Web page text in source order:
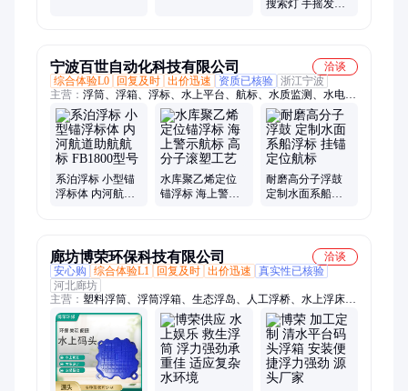
搜索灯 手摇发电
宁波百世自动化科技有限公司
洽谈
综合体验L0
回复及时 出价迅速 资质已核验 浙江宁波
主营： 浮筒、浮箱、浮标、水上平台、航标、水质监测、水电站
拦污、航道助航
系泊浮标 小型锚
浮标体 内河航道
水库聚乙烯定位
锚浮标 海上警示
耐磨高分子浮鼓
定制水面系船浮
廊坊博荣环保科技有限公司
洽谈
安心购
综合体验L1 回复及时 出价迅速
真实性已核验
河北廊坊
主营： 塑料浮筒、浮筒浮箱、生态浮岛、人工浮桥、水上浮床、
浮筒平台、生态浮床、水上种植浮床